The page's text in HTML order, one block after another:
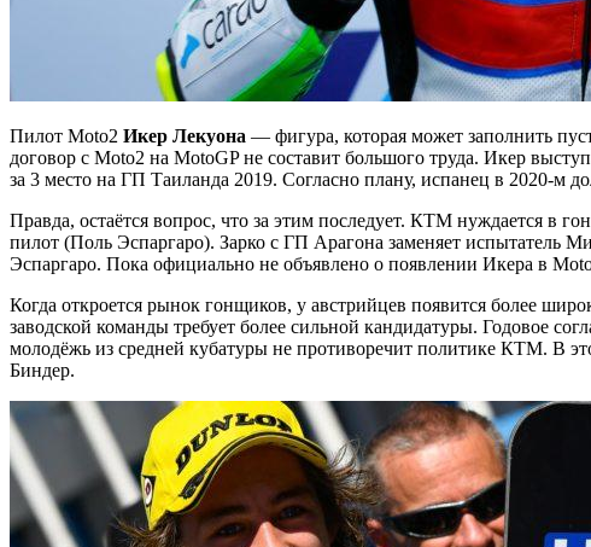
Пилот Moto2 Икер Лекуона — фигура, которая может заполнить
договор с Moto2 на MotoGP не составит большого труда. Икер
за 3 место на ГП Таиланда 2019. Согласно плану, испанец в 2020-
Правда, остаётся вопрос, что за этим последует. КТМ нуждается в
пилот (Поль Эспаргаро). Зарко с ГП Арагона заменяет
Эспаргаро. Пока официально не объявлено о появлении Икера в
Когда откроется рынок гонщиков, у австрийцев появится более
заводской команды требует более сильной кандидатуры. Годовое
молодёжь из средней кубатуры не противоречит политике КТМ. В
Биндер.